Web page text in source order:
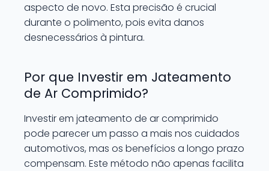
aspecto de novo. Esta precisão é crucial
durante o polimento, pois evita danos
desnecessários à pintura.
Por que Investir em Jateamento
de Ar Comprimido?
Investir em jateamento de ar comprimido
pode parecer um passo a mais nos cuidados
automotivos, mas os benefícios a longo prazo
compensam. Este método não apenas facilita